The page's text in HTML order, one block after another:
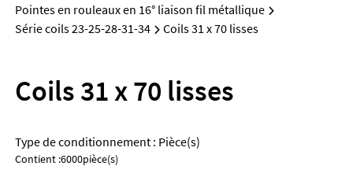
Pointes en rouleaux en 16° liaison fil métallique
Série coils 23-25-28-31-34
Coils 31 x 70 lisses
Coils 31 x 70 lisses
Type de conditionnement : Pièce(s)
Contient :6000pièce(s)